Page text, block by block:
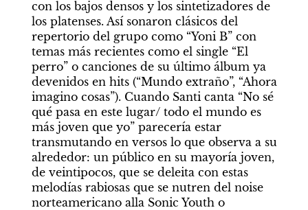
con los bajos densos y los sintetizadores de
los platenses. Así sonaron clásicos del
repertorio del grupo como “Yoni B” con
temas más recientes como el single “El
perro” o canciones de su último álbum ya
devenidos en hits (“Mundo extraño”, “Ahora
imagino cosas”). Cuando Santi canta “No sé
qué pasa en este lugar/ todo el mundo es
más joven que yo” parecería estar
transmutando en versos lo que observa a su
alrededor: un público en su mayoría joven,
de veintipocos, que se deleita con estas
melodías rabiosas que se nutren del noise
norteamericano alla Sonic Youth o